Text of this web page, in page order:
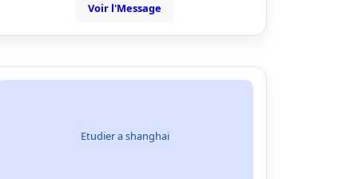
Voir l'Message
Etudier a shanghai